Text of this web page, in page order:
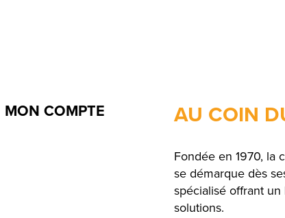
MON COMPTE AU COIN
Fondée en 1970, la
se démarque dès
spécialisé offrant
solutions.